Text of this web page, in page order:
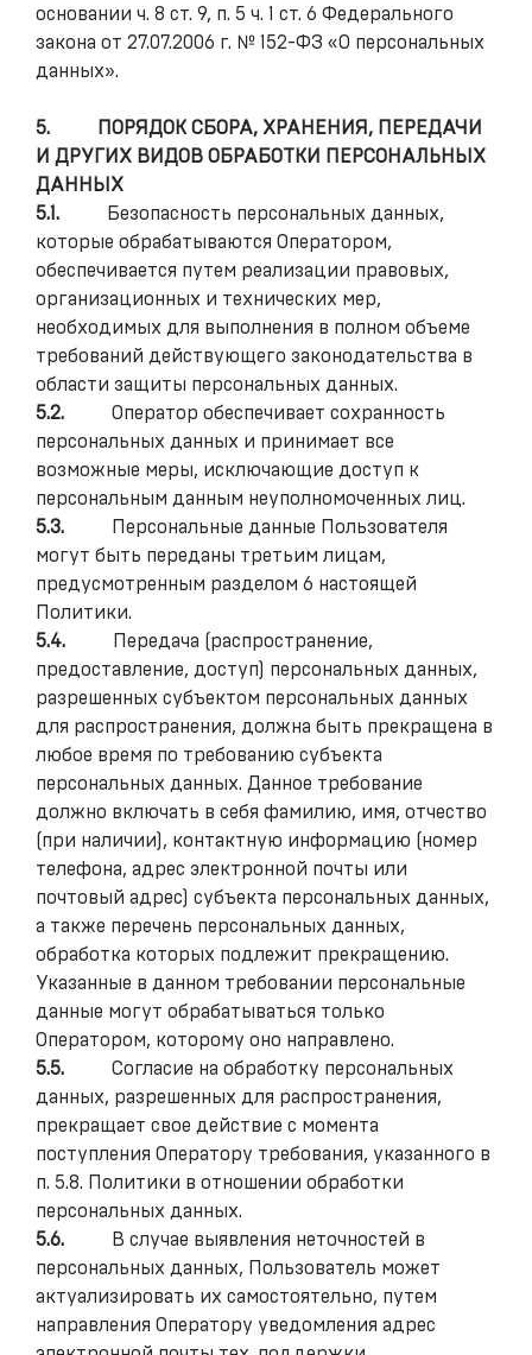
основании ч. 8 ст. 9, п. 5 ч. 1 ст. 6 Федерального
закона от 27.07.2006 г. № 152-ФЗ «О персональных
данных».
5.
ПОРЯДОК СБОРА, ХРАНЕНИЯ, ПЕРЕДАЧИ
И ДРУГИХ ВИДОВ ОБРАБОТКИ ПЕРСОНАЛЬНЫХ
ДАННЫХ
5.1.
Безопасность персональных данных,
которые обрабатываются Оператором,
обеспечивается путем реализации правовых,
организационных и технических мер,
необходимых для выполнения в полном объеме
требований действующего законодательства в
области защиты персональных данных.
5.2. Оператор обеспечивает сохранность
персональных данных и принимает все
возможные меры, исключающие доступ к
персональным данным неуполномоченных лиц.
5.3.
Персональные данные Пользователя
могут быть переданы третьим лицам,
предусмотренным разделом 6 настоящей
Политики.
5.4.
Передача (распространение,
предоставление, доступ) персональных данных,
разрешенных субъектом персональных данных
для распространения, должна быть прекращена в
любое время по требованию субъекта
персональных данных. Данное требование
должно включать в себя фамилию, имя, отчество
(при наличии), контактную информацию (номер
телефона, адрес электронной почты или
почтовый адрес) субъекта персональных данных,
а также перечень персональных данных,
обработка которых подлежит прекращению.
Указанные в данном требовании персональные
данные могут обрабатываться только
Оператором, которому оно направлено.
5.5. Согласие на обработку персональных
данных, разрешенных для распространения,
прекращает свое действие с момента
поступления Оператору требования, указанного в
п. 5.8. Политики в отношении обработки
персональных данных.
5.6.
В случае выявления неточностей в
персональных данных, Пользователь может
актуализировать их самостоятельно, путем
направления Оператору уведомления адрес